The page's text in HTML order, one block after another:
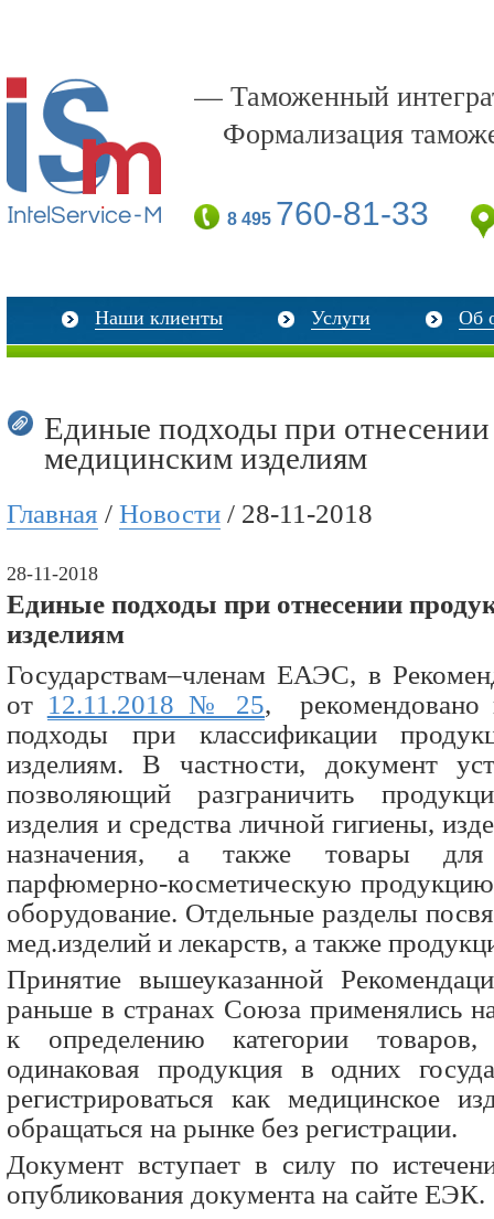
— Таможенный
Формализация
8 495 760-81-33
Наши клиенты Услуги Об
Единые подходы при
медицинским изделиям
Главная / Новости / 28-11-2018
28-11-2018
Единые подходы при отнесении
изделиям
Государствам–членам ЕАЭС, в
от 12.11.2018 № 25, рекомендовано
подходы при классификации
изделиям. В частности, документ
позволяющий разграничить
изделия и средства личной гигиены,
назначения, а также товары для
парфюмерно-косметическую
оборудование. Отдельные разделы
мед.изделий и лекарств, а также
Принятие вышеуказанной
раньше в странах Союза применялись
к определению категории
одинаковая продукция в одних
регистрироваться как медицинское
обращаться на рынке без регистрации.
Документ вступает в силу по
опубликования документа на сайте ЕЭК.